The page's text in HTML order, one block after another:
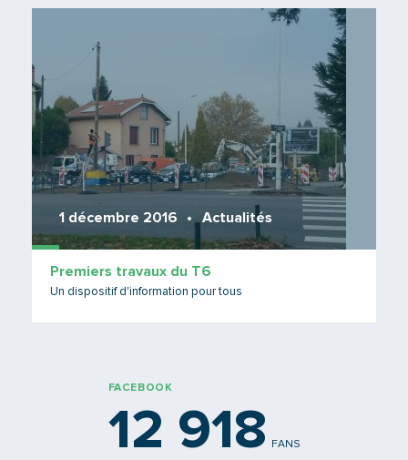
1 décembre 2016 Actualités
Premiers travaux du T6
Un dispositif d'information pour tous
FACEBOOK
12 918 FANS